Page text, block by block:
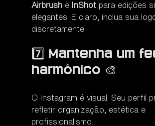
Airbrush e InShot para edições
elegantes. E claro, inclua sua
discretamente.
7️⃣ Mantenha um
harmônico 🎨
O Instagram é visual. Seu perfil
refletir organização, estética e
profissionalismo.